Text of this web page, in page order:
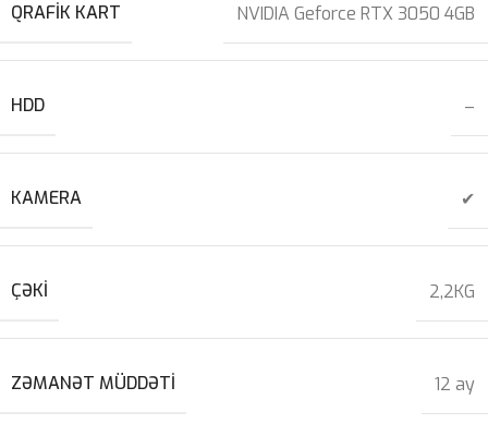
QRAFIK KART NVIDIA Geforce RTX 3050 4GB
HDD –
KAMERA ✔
ÇƏKI 2,2KG
ZƏMANƏT MÜDDƏTI 12 ay